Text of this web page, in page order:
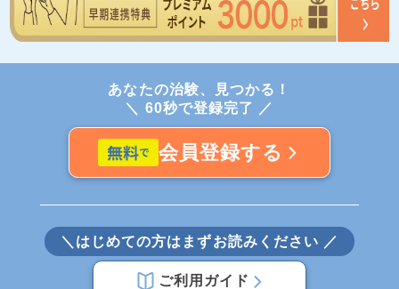
あなたの治験、見つかる！
＼ 60秒で登録完了 ／
会員登録する
＼はじめての方はまずお読みください ／
ご利用ガイド